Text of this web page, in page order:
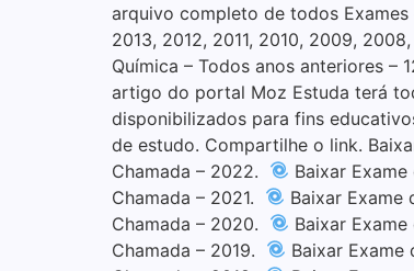
arquivo completo de todos Exames
2013, 2012, 2011, 2010, 2009,
Química – Todos anos anteriores –
artigo do portal Moz Estuda terá
disponibilizados para fins
de estudo. Compartilhe o link.
Chamada – 2022.
Baixar
Chamada – 2021.
Baixar Exame
Chamada – 2020.
Baixar
Chamada – 2019.
Baixar Exame